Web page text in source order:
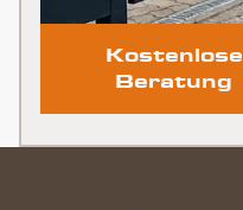
Kostenlose
Beratung